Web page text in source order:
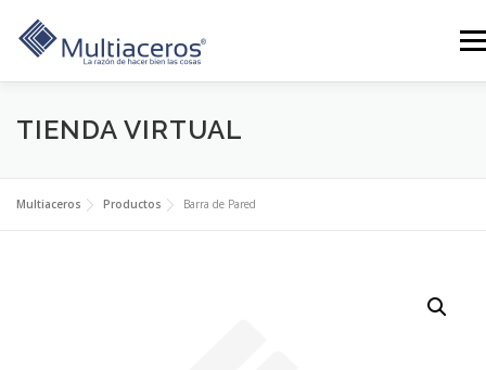
contenido
LÍNEAS GALERÍA SERVICIOS
BLOG TIENDA NOSOTROS
TIENDA VIRTUAL
Multiaceros Productos Barra de Pared